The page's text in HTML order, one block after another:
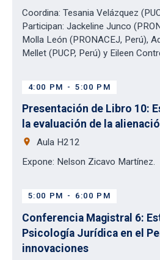
Coordina: Tesania Velázquez
Participan: Jackeline Junco
Molla León (PRONACEJ, Perú),
Mellet (PUCP, Perú) y Eileen
4:00 PM - 5:00 PM
Presentación de Libro 10:
la evaluación de la
place
Aula H212
Expone: Nelson Zicavo Martínez.
5:00 PM - 6:00 PM
Conferencia Magistral 6:
Psicología Jurídica en el
innovaciones